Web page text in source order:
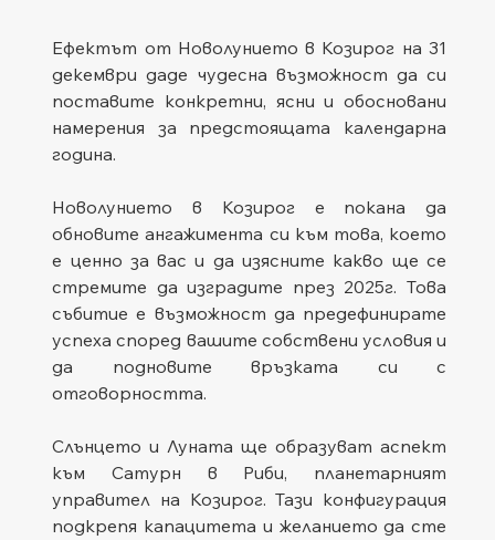
Ефектът от Новолунието в Козирог на 31
декември даде чудесна възможност да си
поставите конкретни, ясни и обосновани
намерения за предстоящата календарна
година.
Новолунието в Козирог е покана да
обновите ангажимента си към това, което
е ценно за вас и да изясните какво ще се
стремите да изградите през 2025г. Това
събитие е възможност да предефинирате
успеха според вашите собствени условия и
да подновите връзката си с
отговорността.
Слънцето и Луната ще образуват аспект
към Сатурн в Риби, планетарният
управител на Козирог. Тази конфигурация
подкрепя капацитета и желанието да сте